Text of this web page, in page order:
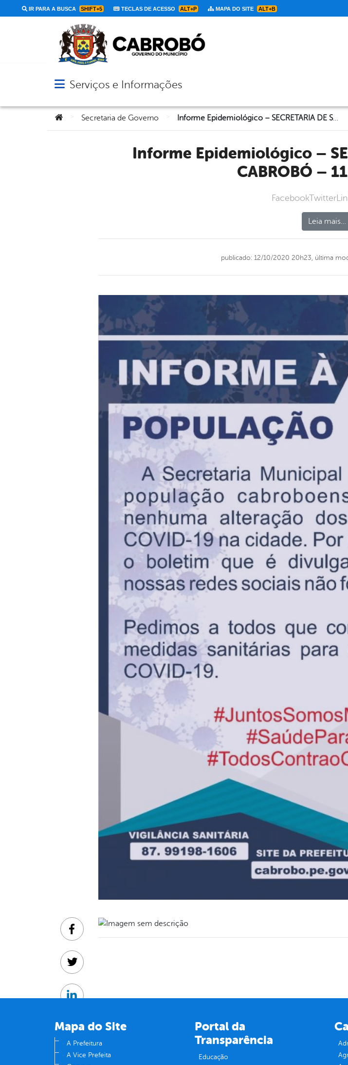
IR PARA A BUSCA SHIFT+5 TECLAS DE ACESSO ALT+P MAPA DO SITE ALT+B
Abrir menu principal de navegação
Serviços e Informações
Você está aqui:Secretaria de Governo Informe Epidemiológico – SECRETARIA DE SAÚDE DE CABROBÓ – 11/10/2020
Informe Epidemiológico – SECRETARIA DE SAÚDE DE
CABROBÓ –
Leia mais…
publicado: 12/10/2020 20h23, última
Facebook
Twitter
Linkedin
Mapa do Site
A Prefeitura
A Vice Prefeita
Portal da
Transparência
Educação